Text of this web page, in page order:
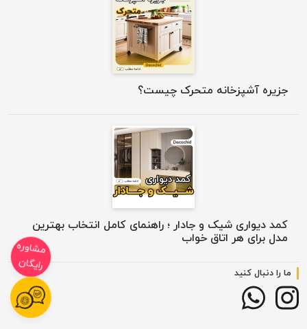
جزیره آشپزخانه متحرک چیست؟
کمد دیواری شیک و جادار ؛ راهنمای کامل انتخاب بهترین
مدل برای هر اتاق خواب
ما را دنبال کنید
مشاوره
رایگان